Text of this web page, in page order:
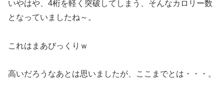
いやはや、4桁を軽く突破してしまう、そんなカロリー数
となっていましたね～。
これはまあびっくりｗ
高いだろうなあとは思いましたが、ここまでとは・・・。